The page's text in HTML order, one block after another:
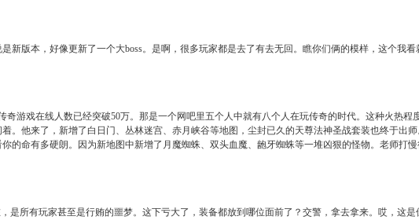
新版本，好像更新了一个大boss。是啊，很多玩家都是去了有去无回。瞧你们俩的模样，这个我看
游戏在线人数已经突破50万。那是一个网吧里五个人中就有八个人在玩传奇的时代。这种火热程
。他来了，新增了白日门、丛林迷宫、赤月峡谷等地图，尘封已久的天尊法神圣战套装也终于出
的命有多硬朗。因为新地图中新增了月魔蜘蛛、双头血魔、龅牙蜘蛛等一堆凶狠的怪物。老师打
是所有玩家甚至是行贿的噩梦。这下亏大了，装备都放到哪位面前了？交警，拿去拿来。哎，这是